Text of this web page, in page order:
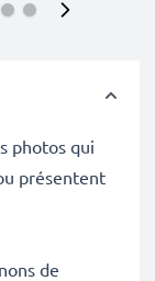
photos qui
présentent
de